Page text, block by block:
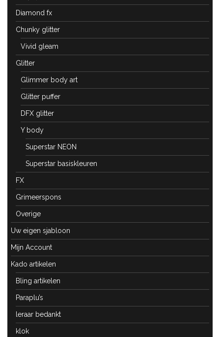
Diamond fx
Chunky glitter
Vivid gleam
Glitter
Glimmer body art
Glitter puffer
DFX glitter
Y body
Superstar NEON
Superstar basiskleuren
FX
Grimeerspons
Overige
Uw eigen sjabloon
Mijn Account
Kado artikelen
Bling artikelen
Paraplu’s
leraar bedankt
klok